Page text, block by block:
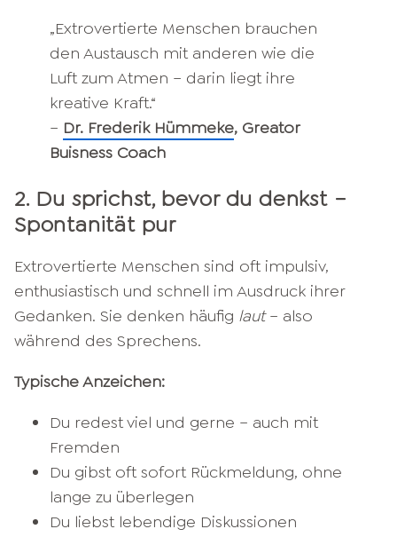
„Extrovertierte Menschen brauchen
den Austausch mit anderen wie die
Luft zum Atmen – darin liegt ihre
kreative Kraft.“
– Dr. Frederik Hümmeke, Greator
Buisness Coach
2. Du sprichst, bevor du denkst –
Spontanität pur
Extrovertierte Menschen sind oft impulsiv,
enthusiastisch und schnell im Ausdruck ihrer
Gedanken. Sie denken häufig laut– also
während des Sprechens.
Typische Anzeichen:
Du redest viel und gerne – auch mit
Fremden
Du gibst oft sofort Rückmeldung, ohne
lange zu überlegen
Du liebst lebendige Diskussionen